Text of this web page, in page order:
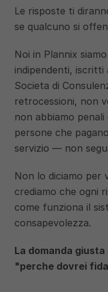
Le risposte ti
se qualcuno si
Noi in Plannix
indipendenti, iscritti
Societa di
retrocessioni, non
non abbiamo
persone che
servizio — non
Non lo diciamo per
crediamo che ogni
come funziona il
consapevolezza.
La domanda
"perche dovrei